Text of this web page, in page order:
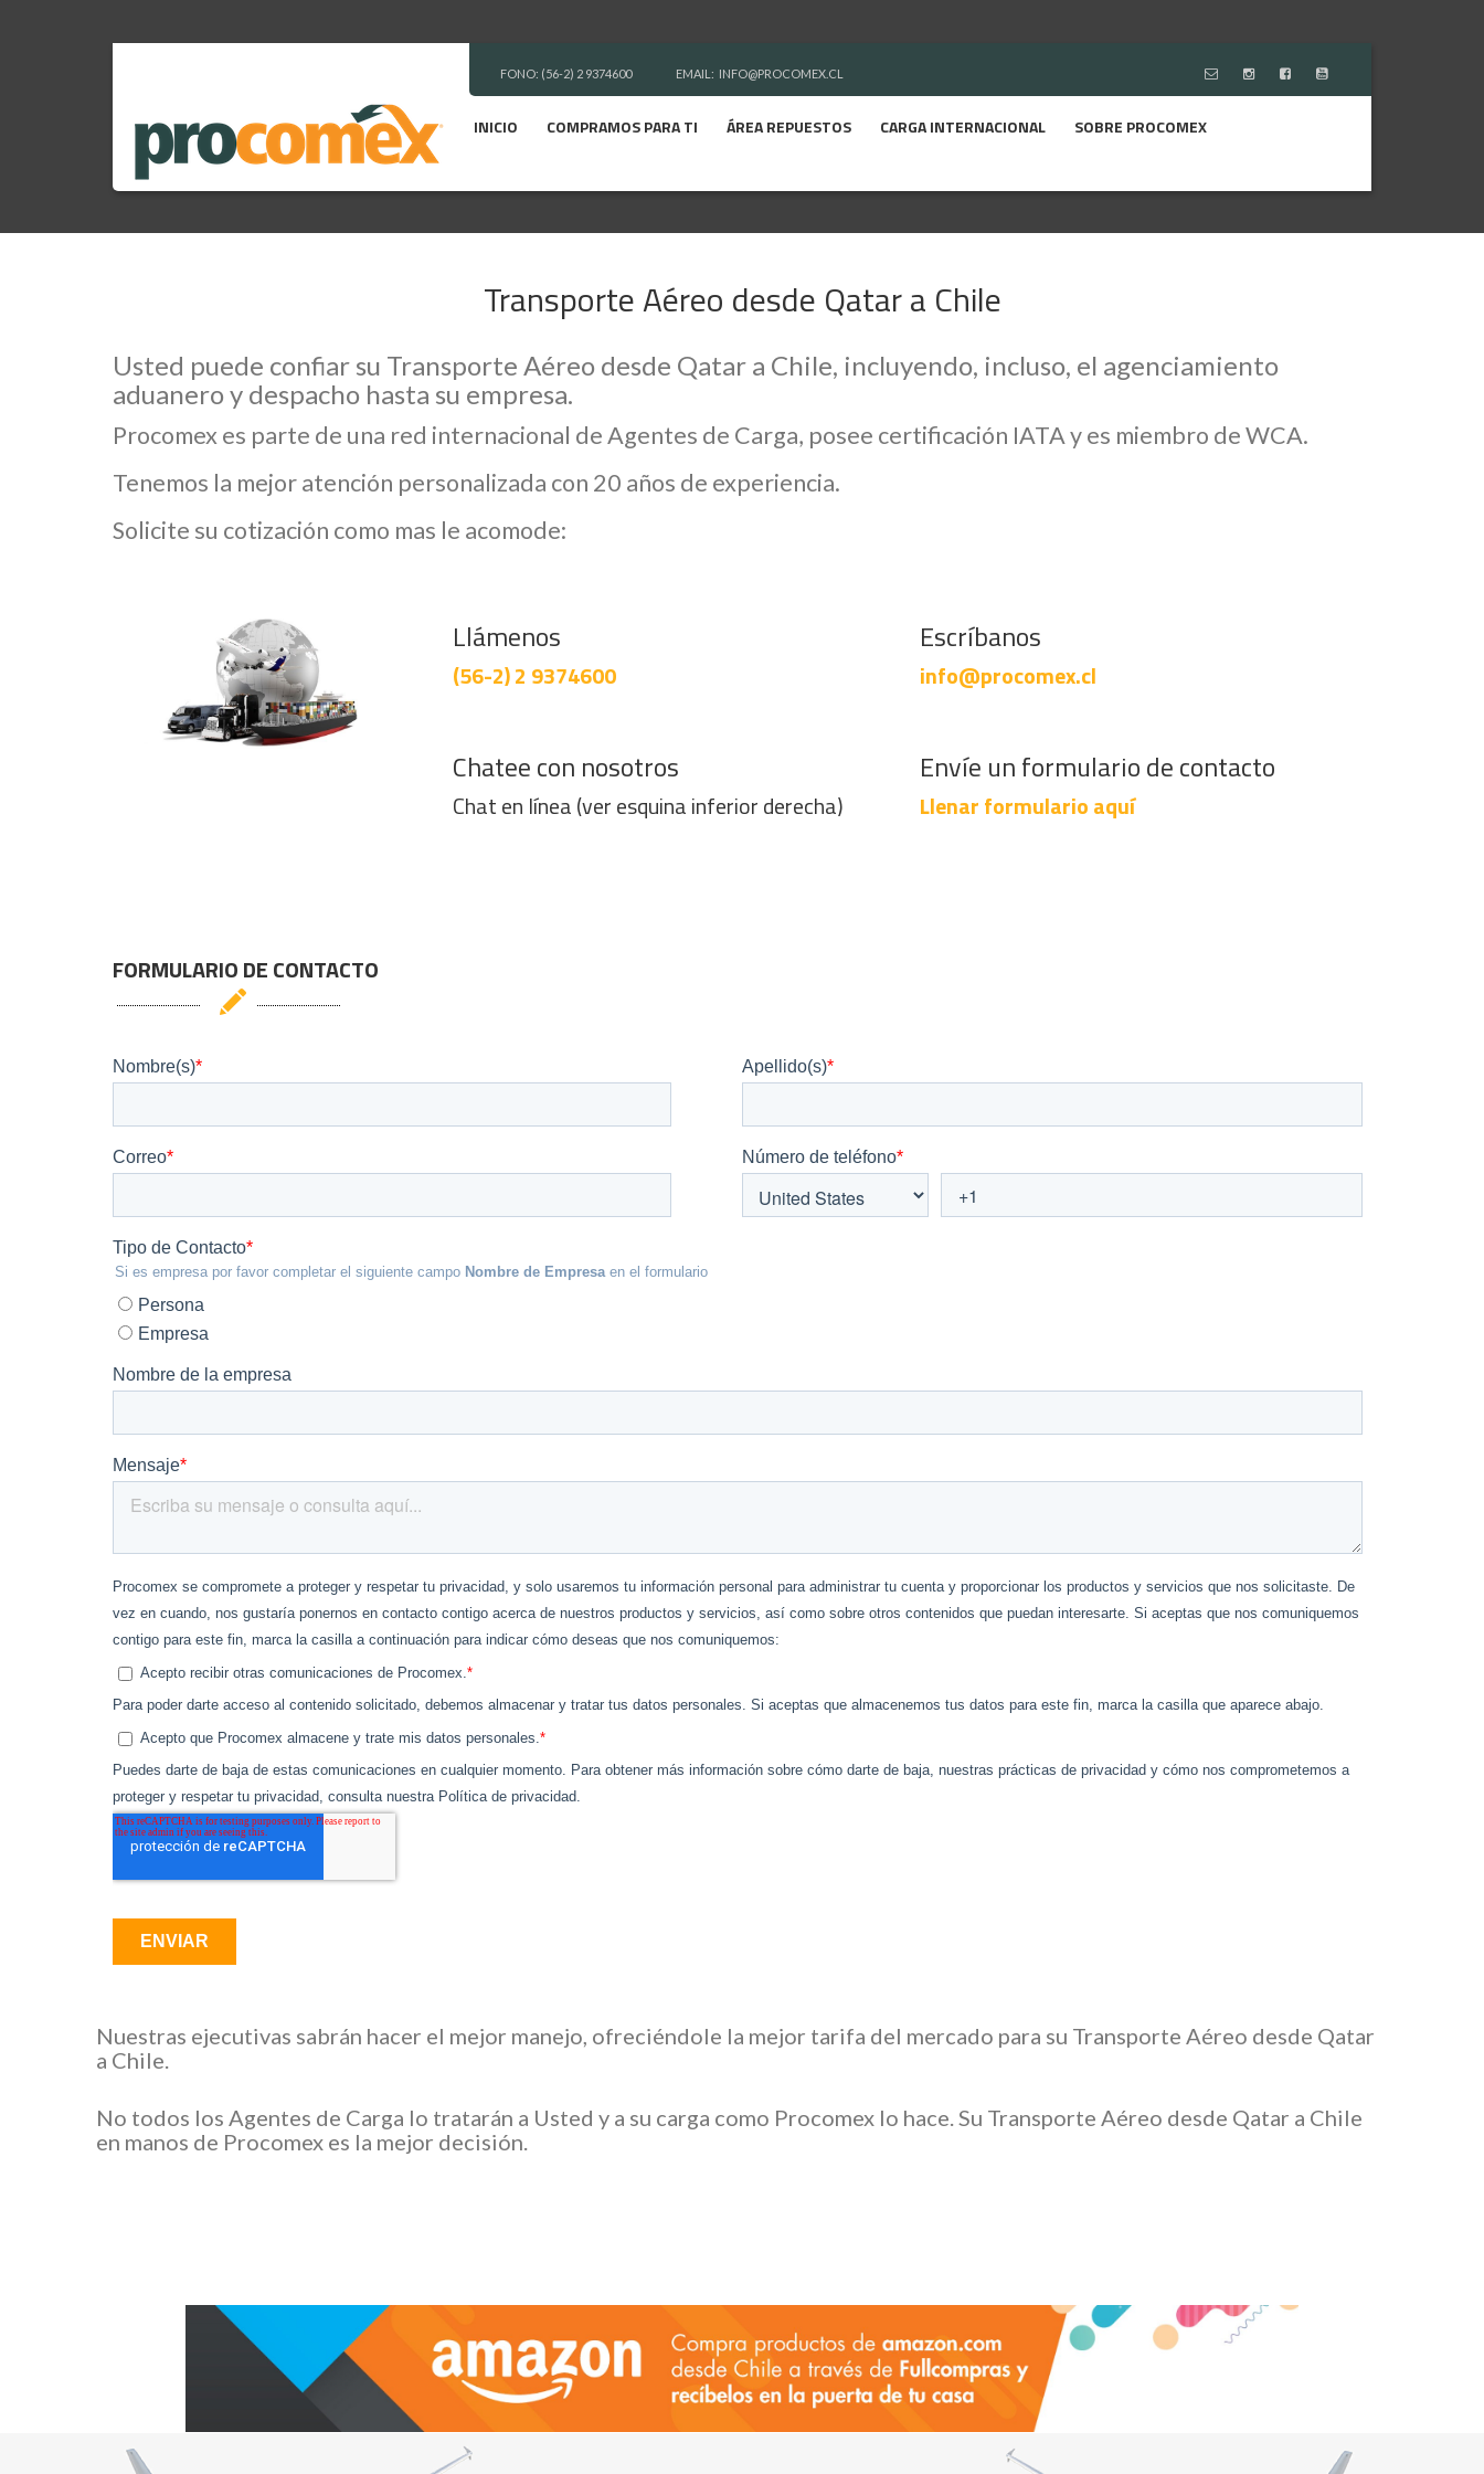
FONO: (56-2) 2 9374600 EMAIL: INFO@PROCOMEX.CL
INICIO COMPRAMOS PARA TI ÁREA REPUESTOS CARGA INTERNACIONAL SOBRE PROCOMEX
Transporte Aéreo desde Qatar a Chile
Usted puede confiar su Transporte Aéreo desde Qatar a Chile, incluyendo, incluso, el agenciamiento
aduanero y despacho hasta su empresa.
Procomex es parte de una red internacional de Agentes de Carga, posee certificación IATA y es miembro de WCA.
Tenemos la mejor atención personalizada con 20 años de experiencia.
Solicite su cotización como mas le acomode:
Llámenos
(56-2) 2 9374600
Escríbanos
info@procomex.cl
Chatee con nosotros
Chat en línea (ver esquina inferior derecha)
Envíe un formulario de contacto
Llenar formulario aquí
FORMULARIO DE CONTACTO
Nuestras ejecutivas sabrán hacer el mejor manejo, ofreciéndole la mejor tarifa del mercado para su Transporte Aéreo desde Qatar
a Chile.
No todos los Agentes de Carga lo tratarán a Usted y a su carga como Procomex lo hace. Su Transporte Aéreo desde Qatar a Chile
en manos de Procomex es la mejor decisión.